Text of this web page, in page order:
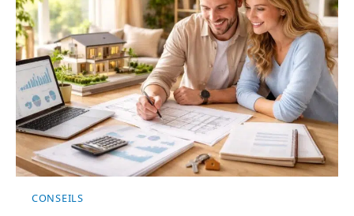
CONSEILS